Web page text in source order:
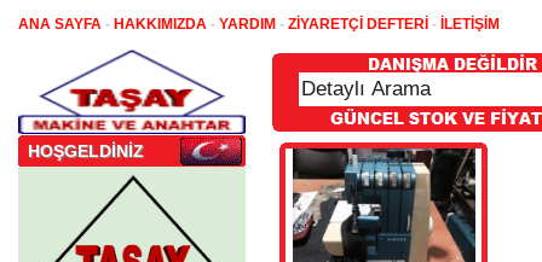
ANA SAYFA - HAKKIMIZDA - YARDIM - ZİYARETÇİ DEFTERİ - İLETİŞİM
HOŞGELDİNİZ